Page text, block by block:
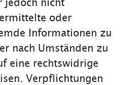
oder
Informationen zu
nach Umständen zu
eine rechtswidrige
Verpflichtungen